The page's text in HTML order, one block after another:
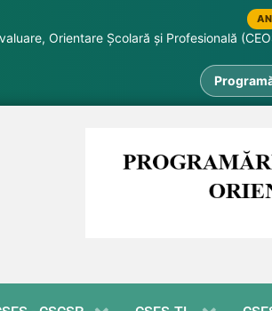
Orientare Școlară și Profesională